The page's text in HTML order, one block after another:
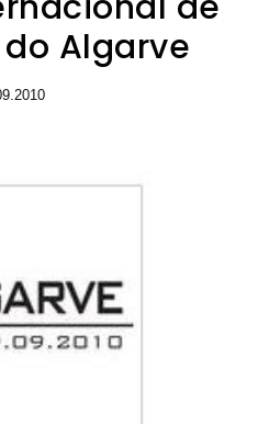
Algarve